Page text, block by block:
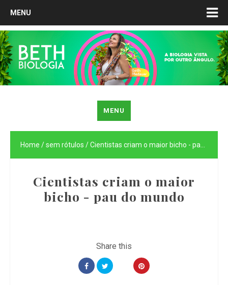
MENU
MENU
Home /sem rótulos /Cientistas criam o maior bicho - pau do mundo
Cientistas criam o maior
bicho - pau do mundo